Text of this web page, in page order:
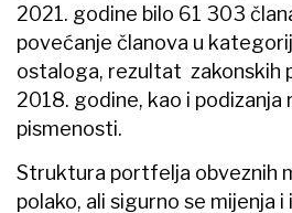
2021. godine bilo 61 303
povećanje članova u
ostaloga, rezultat zakonskih
2018. godine, kao i podizanja
pismenosti.
Struktura portfelja obveznih
polako, ali sigurno se mijenja